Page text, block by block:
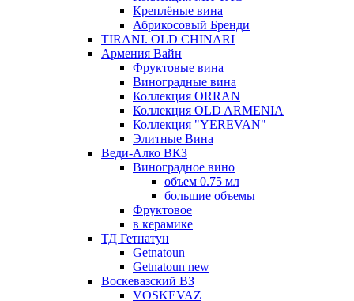
Креплёные вина
Абрикосовый Бренди
TIRANI. OLD CHINARI
Армения Вайн
Фруктовые вина
Виноградные вина
Коллекция ORRAN
Коллекция OLD ARMENIA
Коллекция "YEREVAN"
Элитные Вина
Веди-Алко ВКЗ
Виноградное вино
объем 0.75 мл
большие объемы
Фруктовое
в керамике
ТД Гетнатун
Getnatoun
Getnatoun new
Воскевазский ВЗ
VOSKEVAZ